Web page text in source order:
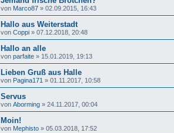
von Marco87 » 02.09.2015, 16:43
Hallo aus Weiterstadt
von Coppi » 07.12.2018, 20:48
Hallo an alle
von parfaite » 15.01.2019, 19:13
Lieben Gruß aus Halle
von Pagina171 » 01.11.2017, 10:58
Servus
von Aborming » 24.11.2017, 00:04
Moin!
von Mephisto » 05.03.2018, 17:52